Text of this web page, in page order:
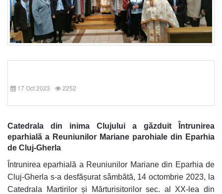
17 Oct 2023 2252
Catedrala din inima Clujului a găzduit
Întrunirea
eparhială a Reuniunilor Mariane parohiale din Eparhia
de Cluj-Gherla
Întrunirea eparhială a Reuniunilor Mariane din Eparhia de
Cluj-Gherla s-a desfășurat sâmbătă, 14 octombrie 2023, la
Catedrala Martirilor și Mărturisitorilor sec. al XX-lea din